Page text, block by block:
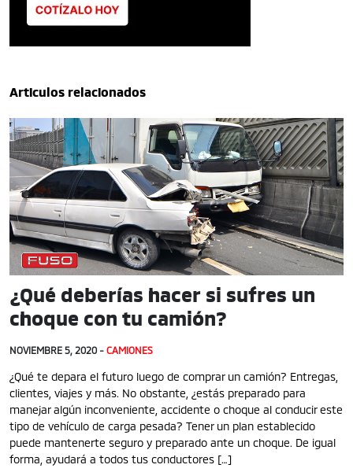
Articulos relacionados
¿Qué deberías hacer si sufres un
choque con tu camión?
NOVIEMBRE 5, 2020 - CAMIONES
¿Qué te depara el futuro luego de comprar un camión? Entregas,
clientes, viajes y más. No obstante, ¿estás preparado para
manejar algún inconveniente, accidente o choque al conducir este
tipo de vehículo de carga pesada? Tener un plan establecido
puede mantenerte seguro y preparado ante un choque. De igual
forma, ayudará a todos tus conductores […]